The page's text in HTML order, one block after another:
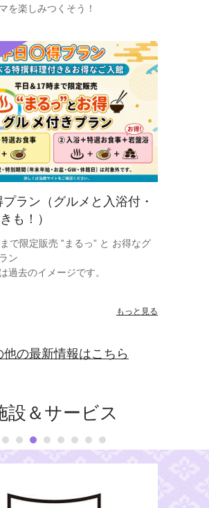
を楽しみつくそう！​
ラン（グルメと入浴付・
も！）
で限定販売 ‟まるっ” と お得なグ
ン
過去のイメージです。
もっと見る
他の最新情報はこちら
設＆サービス